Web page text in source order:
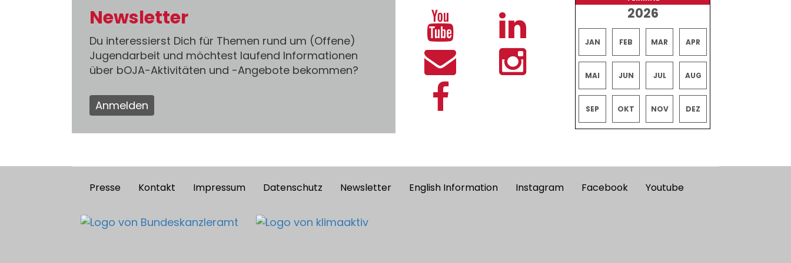
Newsletter
Du interessierst Dich für Themen rund um (Offene)
Jugendarbeit und möchtest laufend Informationen
über bOJA-Aktivitäten und -Angebote bekommen?
Anmelden
2026
JAN FEB MAR APR
MAI JUN JUL AUG
SEP OKT NOV DEZ
Footer
menu
Presse Kontakt Impressum Datenschutz Newsletter English Information Instagram Facebook Youtube